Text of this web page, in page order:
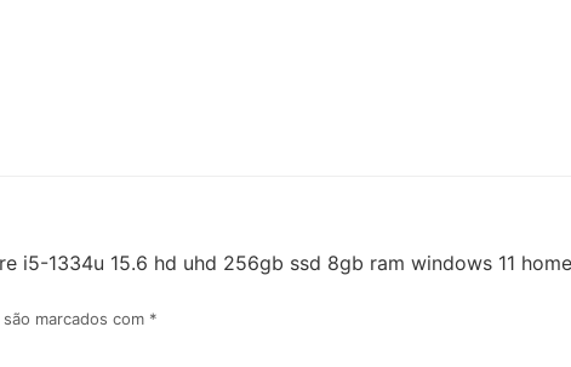
i5-1334u 15.6 hd uhd 256gb ssd 8gb ram windows 11
marcados com *